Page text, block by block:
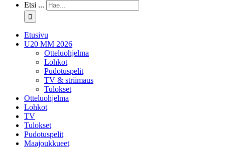
Etsi ...
Etusivu
U20 MM 2026
Otteluohjelma
Lohkot
Pudotuspelit
TV & striimaus
Tulokset
Otteluohjelma
Lohkot
TV
Tulokset
Pudotuspelit
Maajoukkueet